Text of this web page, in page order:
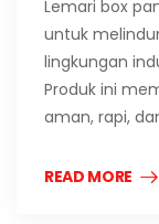
Lemari box
untuk
lingkungan
Produk ini
aman, rapi,
READ MORE